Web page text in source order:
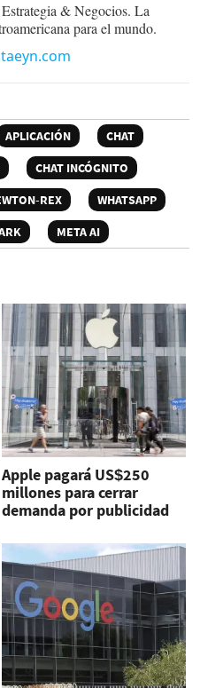
& Negocios. La
para el mundo.
APLICACIÓN
CHAT
CHAT INCÓGNITO
REX
WHATSAPP
META AI
Apple pagará US$250
millones para cerrar
demanda por publicidad